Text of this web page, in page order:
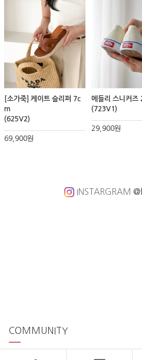
[소가죽] 케이트 슬리퍼 7c
m
(625V2)
69,900원
메들리 스니커즈
(723V1)
29,900원
INSTARGRAM
COMMUNITY